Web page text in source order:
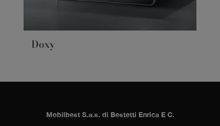
Doxy
Mobilbest S.a.s. di Bestetti Enrica E C.